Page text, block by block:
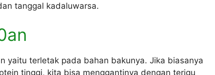
tanggal kadaluwarsa.
yaitu terletak pada bahan bakunya. Jika biasanya
tinggi, kita bisa menggantinya dengan terigu